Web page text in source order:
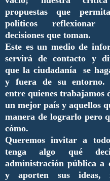
propuestas que
políticos reflexionar
decisiones que toman.
Este es un medio de
servirá de contacto y
que la ciudadanía se
y fuera de su entorno.
entre quienes trabajamos
un mejor país y aquellos
manera de lograrlo pero
cómo.
Queremos invitar a
tenga algo qué
administración pública a
y aporten sus ideas,